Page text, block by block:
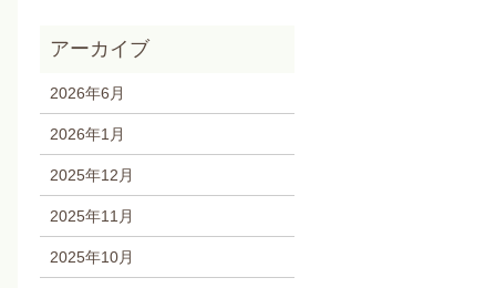
2026年6月
2026年1月
2025年12月
2025年11月
2025年10月